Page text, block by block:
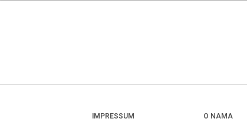
IMPRESSUM O NAMA